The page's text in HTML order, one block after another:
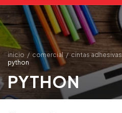
inicio / comercial / cintas adhesivas
python
PYTHON